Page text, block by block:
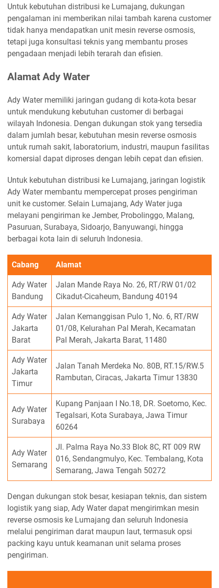
Untuk kebutuhan distribusi ke Lumajang, dukungan
pengalaman ini memberikan nilai tambah karena customer
tidak hanya mendapatkan unit mesin reverse osmosis,
tetapi juga konsultasi teknis yang membantu proses
pengadaan menjadi lebih terarah dan efisien.
Alamat Ady Water
Ady Water memiliki jaringan gudang di kota-kota besar
untuk mendukung kebutuhan customer di berbagai
wilayah Indonesia. Dengan dukungan stok yang tersedia
dalam jumlah besar, kebutuhan mesin reverse osmosis
untuk rumah sakit, laboratorium, industri, maupun fasilitas
komersial dapat diproses dengan lebih cepat dan efisien.
Untuk kebutuhan distribusi ke Lumajang, jaringan logistik
Ady Water membantu mempercepat proses pengiriman
unit ke customer. Selain Lumajang, Ady Water juga
melayani pengiriman ke Jember, Probolinggo, Malang,
Pasuruan, Surabaya, Sidoarjo, Banyuwangi, hingga
berbagai kota lain di seluruh Indonesia.
Cabang Alamat
Ady Water
Bandung
Jalan Mande Raya No. 26, RT/RW 01/02
Cikadut-Cicaheum, Bandung 40194
Ady Water
Jakarta
Barat
Jalan Kemanggisan Pulo 1, No. 6, RT/RW
01/08, Kelurahan Pal Merah, Kecamatan
Pal Merah, Jakarta Barat, 11480
Ady Water
Jakarta
Timur
Jalan Tanah Merdeka No. 80B, RT.15/RW.5
Rambutan, Ciracas, Jakarta Timur 13830
Ady Water
Surabaya
Kupang Panjaan I No.18, DR. Soetomo, Kec.
Tegalsari, Kota Surabaya, Jawa Timur
60264
Ady Water
Semarang
Jl. Palma Raya No.33 Blok 8C, RT 009 RW
016, Sendangmulyo, Kec. Tembalang, Kota
Semarang, Jawa Tengah 50272
Dengan dukungan stok besar, kesiapan teknis, dan sistem
logistik yang siap, Ady Water dapat mengirimkan mesin
reverse osmosis ke Lumajang dan seluruh Indonesia
melalui pengiriman darat maupun laut, termasuk opsi
packing kayu untuk keamanan unit selama proses
pengiriman.